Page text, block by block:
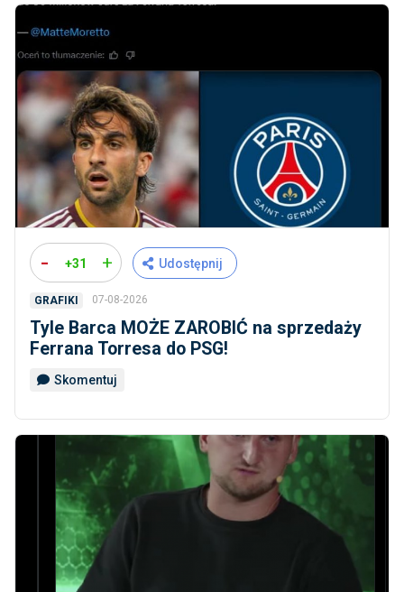
- +31 + Udostępnij
GRAFIKI 07-08-2026
Tyle Barca MOŻE ZAROBIĆ na sprzedaży
Ferrana Torresa do PSG!
Skomentuj